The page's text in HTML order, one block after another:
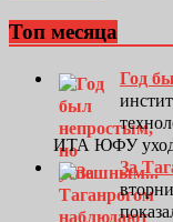
Топ месяца
Год
ИТА ЮФУ
За